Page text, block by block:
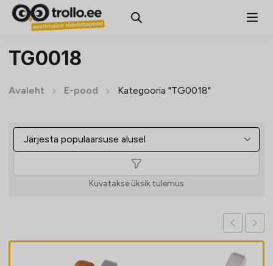
TG0018
Avaleht E-pood Kategooria "TG0018"
Kuvatakse üksik tulemus